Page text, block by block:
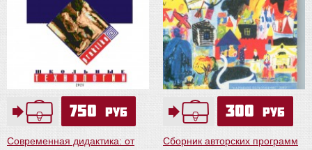
750 руб
Современная дидактика: от
300 руб
Сборник авторских программ